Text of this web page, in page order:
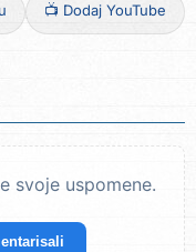
📺 Dodaj YouTube
svoje uspomene.